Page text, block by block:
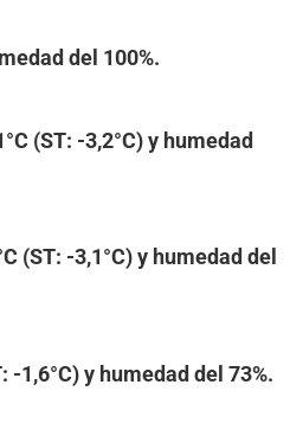
del 100%.
(ST: -3,2°C) y humedad
(ST: -3,1°C) y humedad del
-1,6°C) y humedad del 73%.